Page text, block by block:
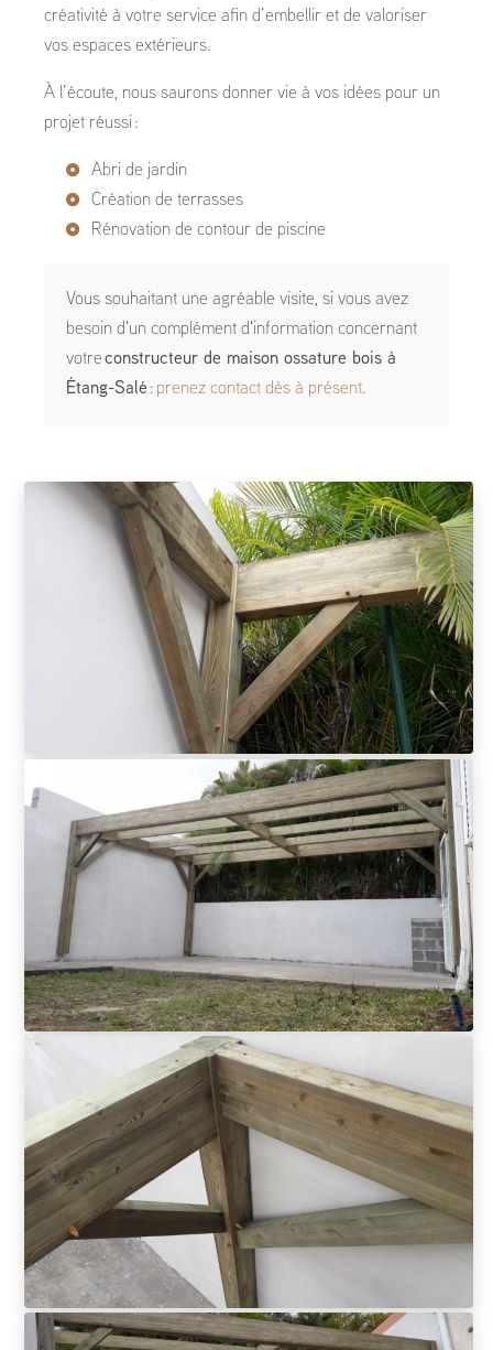
créativité à votre service afin d’embellir et de valoriser
vos espaces extérieurs.
À l’écoute, nous saurons donner vie à vos idées pour un
projet réussi :
Abri de jardin
Création de terrasses
Rénovation de contour de piscine
Vous souhaitant une agréable visite, si vous avez
besoin d'un complément d'information concernant
votre constructeur de maison ossature bois à
Étang-Salé : prenez contact dès à présent.